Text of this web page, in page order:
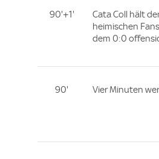
90'+1'
Cata Coll hält
heimischen
dem 0:0
90' Vier Minuten